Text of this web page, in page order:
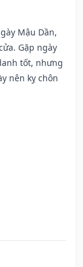
Mậu Dần,
Gặp ngày
tốt, nhưng
nên kỵ chôn